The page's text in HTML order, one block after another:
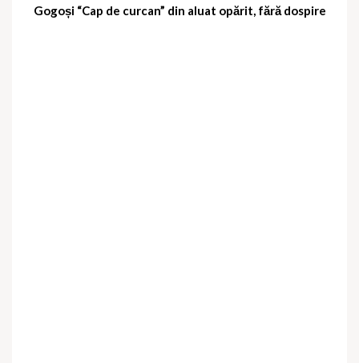
Gogoși “Cap de curcan” din aluat opărit, fără dospire